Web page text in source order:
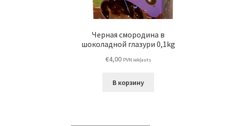
Черная смородина в
шоколадной глазури 0,1kg
€4,00 PVN iekļauts
В корзину